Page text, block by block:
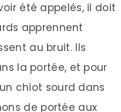
été appelés, il doit
apprennent
au bruit. Ils
la portée, et pour
chiot sourd dans
de portée aux